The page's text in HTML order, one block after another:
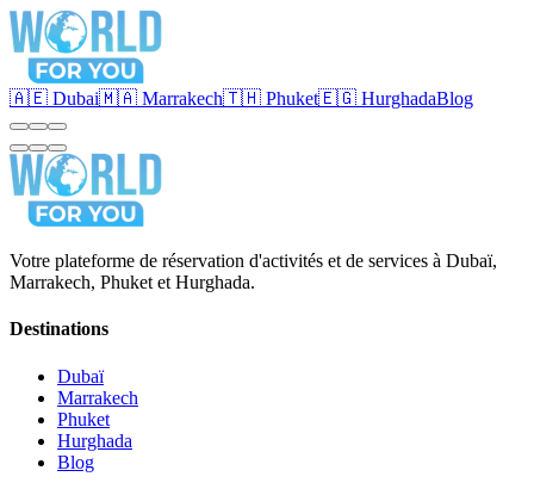
🇦🇪 Dubai🇲🇦 Marrakech🇹🇭 Phuket🇪🇬 HurghadaBlog
Votre plateforme de réservation d'activités et de services à Dubaï,
Marrakech, Phuket et Hurghada.
Destinations
Dubaï
Marrakech
Phuket
Hurghada
Blog